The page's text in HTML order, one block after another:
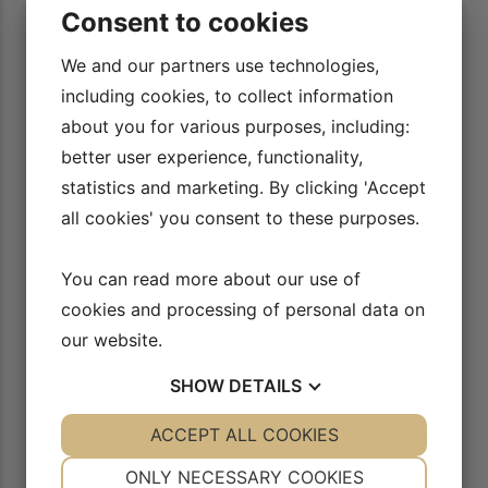
9/16
Mentaltræning: Styr på nerverne med tre trin – del I
AFSPIL VIDEO
AFSPIL VIDEO
11/16
Mentaltræning: Fra rideangst til rideglæde
AFSPIL VIDEO
AFSPIL VIDEO
Consent to cookies
We and our partners use technologies,
including cookies, to collect information
about you for various purposes, including:
better user experience, functionality,
statistics and marketing. By clicking 'Accept
all cookies' you consent to these purposes.
You can read more about our use of
cookies and processing of personal data on
our website.
SHOW DETAILS
YES NO YES NO
YES NO YES NO
ONLY NECESSARY COOKIES
ACCEPT ALL COOKIES